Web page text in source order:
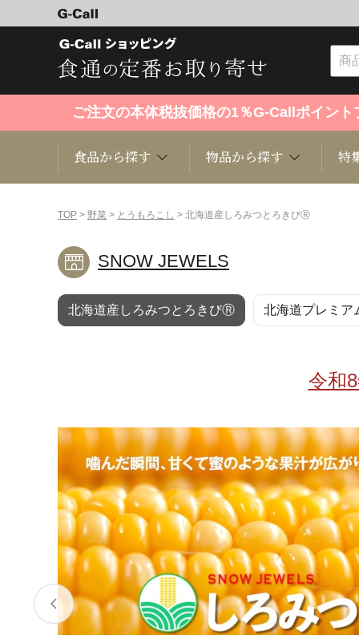
ご注文の本体税抜価格の1％G-Callポイン
食品から探す
くだもの
洋菓子 和菓子
産地検索
物品から探す
趣味・雑貨
キッチン用品 ファッ
特
TOP > 野菜 > とうもろこし > 北海道産しろみつとろきびⓇ
SNOW JEWELS
北海道産しろみつとろきびⓇ 北海道プレミア
令和